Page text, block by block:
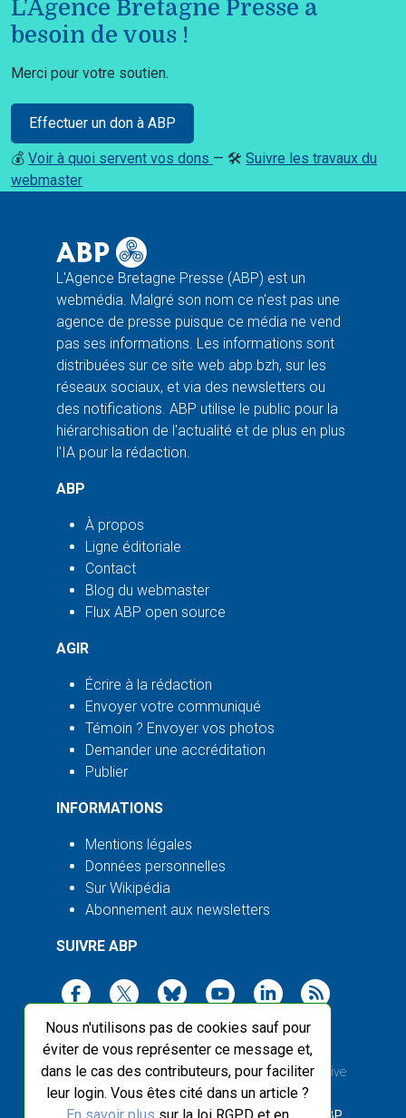
Nous n'utilisons pas de cookies sauf pour
éviter de vous représenter ce message et,
dans le cas des contributeurs, pour faciliter
leur login. Vous êtes cité dans un article ?
L'Agence Bretagne Presse a
besoin de vous !
Merci pour votre soutien.
Effectuer un don à ABP
💰 Voir à quoi servent vos dons — 🛠️ Suivre les travaux du
webmaster
L'Agence Bretagne Presse (ABP) est un
webmédia. Malgré son nom ce n'est pas une
agence de presse puisque ce média ne vend
pas ses informations. Les informations sont
distribuées sur ce site web abp.bzh, sur les
réseaux sociaux, et via des newsletters ou
des notifications. ABP utilise le public pour la
hiérarchisation de l'actualité et de plus en plus
l'IA pour la rédaction.
ABP
À propos
Ligne éditoriale
Contact
Blog du webmaster
Flux ABP open source
AGIR
Écrire à la rédaction
Envoyer votre communiqué
Témoin ? Envoyer vos photos
Demander une accréditation
Publier
INFORMATIONS
Mentions légales
Données personnelles
Sur Wikipédia
Abonnement aux newsletters
SUIVRE ABP
2003-2026 ©Agence Bretagne Presse, sauf Creative
Commons